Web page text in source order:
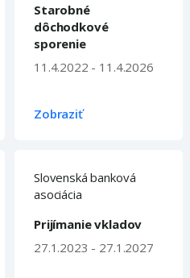
Starobné
dôchodkové
sporenie
11.4.2022 - 11.4.2026
Zobraziť
Slovenská banková
asociácia
Prijímanie vkladov
27.1.2023 - 27.1.2027